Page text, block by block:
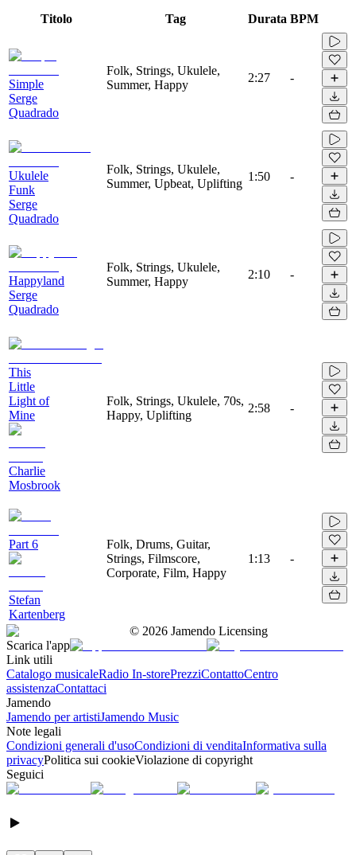
Titolo Tag Durata BPM
Simple
Serge
Quadrado
Folk, Strings, Ukulele,
Summer, Happy
2:27 -
Ukulele
Funk
Serge
Quadrado
Folk, Strings, Ukulele,
Summer, Upbeat, Uplifting
1:50 -
Happyland
Serge
Quadrado
Folk, Strings, Ukulele,
Summer, Happy
2:10 -
This
Little
Light of
Mine
Charlie
Mosbrook
Folk, Strings, Ukulele, 70s,
Happy, Uplifting
2:58 -
Part 6
Stefan
Kartenberg
Folk, Drums, Guitar,
Strings, Filmscore,
Corporate, Film, Happy
1:13 -
© 2026 Jamendo Licensing
Scarica l'app
Link utili
Catalogo musicaleRadio In-storePrezziContattoCentro
assistenzaContattaci
Jamendo
Jamendo per artistiJamendo Music
Note legali
Condizioni generali d'usoCondizioni di venditaInformativa sulla
privacyPolitica sui cookieViolazione di copyright
Seguici